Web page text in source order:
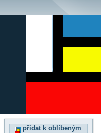
přidat k oblíbeným